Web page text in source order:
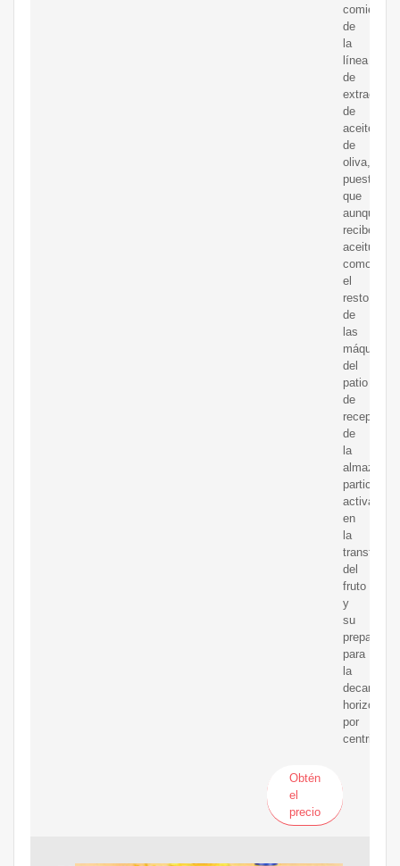
comienzo
de
la
línea
de
extracción
de
aceite
de
oliva,
puesto
que
aunque
recibe
aceituna
como
el
resto
de
las
máquinas
del
patio
de
recepción
de
la
almazara,
participa
en
la
del
fruto
y
su
para
la
horizontal
por
Obtén
el
precio